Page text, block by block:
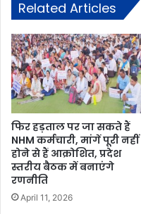
Related Articles
फिर हड़ताल पर जा सकते हैं
NHM कर्मचारी, मांगें पूरी नहीं
होने से हैं आक्रोशित, प्रदेश
स्तरीय बैठक में बनाएंगे
रणनीति
April 11, 2026